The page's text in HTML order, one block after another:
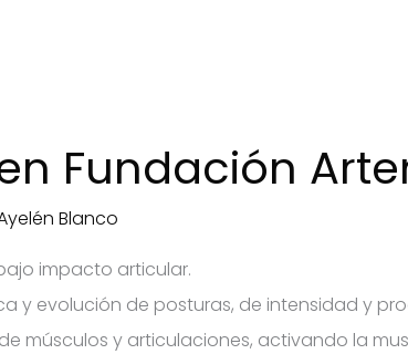
Fundación
Blanco
impacto articular.
y evolución de posturas, de intensidad y
músculos y articulaciones, activando la